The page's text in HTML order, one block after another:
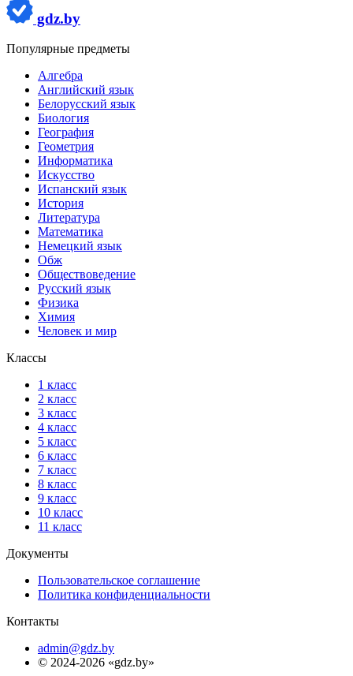
gdz.by
Популярные предметы
Алгебра
Английский язык
Белорусский язык
Биология
География
Геометрия
Информатика
Искусство
Испанский язык
История
Литература
Математика
Немецкий язык
Обж
Обществоведение
Русский язык
Физика
Химия
Человек и мир
Классы
1 класс
2 класс
3 класс
4 класс
5 класс
6 класс
7 класс
8 класс
9 класс
10 класс
11 класс
Документы
Пользовательское соглашение
Политика конфиденциальности
Контакты
admin@gdz.by
© 2024-2026 «gdz.by»